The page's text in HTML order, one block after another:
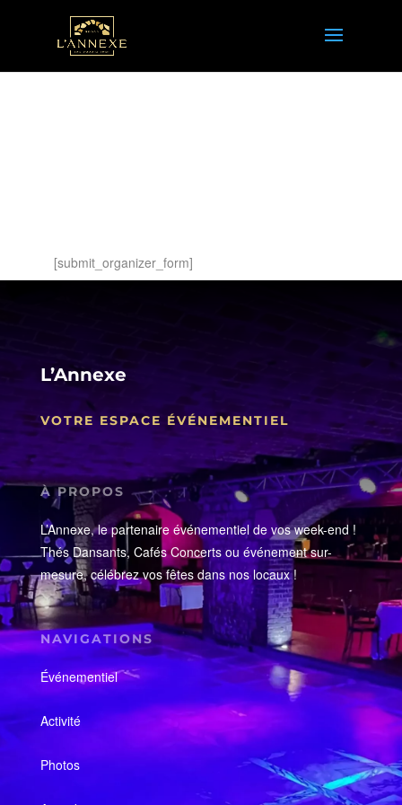
[submit_organizer_form]
L’Annexe
VOTRE ESPACE ÉVÉNEMENTIEL
À PROPOS
L’Annexe, le partenaire événementiel de vos week-end !
Thés Dansants, Cafés Concerts ou événement sur-
mesure, célébrez vos fêtes dans nos locaux !
NAVIGATIONS
Événementiel
Activité
Photos